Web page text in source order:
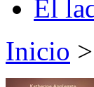
El
Inicio